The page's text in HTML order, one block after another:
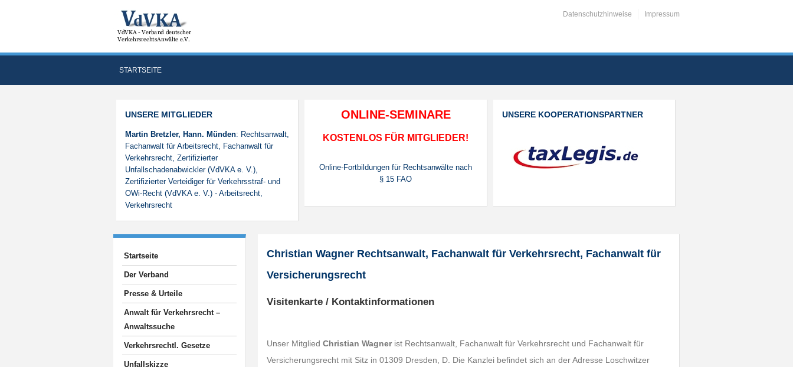
Datenschutzhinweise Impressum
STARTSEITE
UNSERE MITGLIEDER
Martin Bretzler, Hann. Münden: Rechtsanwalt,
Fachanwalt für Arbeitsrecht, Fachanwalt für
Verkehrsrecht, Zertifizierter
Unfallschadenabwickler (VdVKA e. V.),
Zertifizierter Verteidiger für Verkehrsstraf- und
OWi-Recht (VdVKA e. V.) - Arbeitsrecht,
Verkehrsrecht
ONLINE-SEMINARE
KOSTENLOS FÜR MITGLIEDER!
Online-Fortbildungen für Rechtsanwälte nach
§ 15 FAO
UNSERE KOOPERATIONSPARTNER
Startseite
Der Verband
Presse & Urteile
Anwalt für Verkehrsrecht –
Anwaltssuche
Verkehrsrechtl. Gesetze
Unfallskizze
Christian Wagner Rechtsanwalt, Fachanwalt für Verkehrsrecht, Fachanwalt für
Versicherungsrecht
Visitenkarte / Kontaktinformationen
Unser MitgliedChristian Wagnerist Rechtsanwalt, Fachanwalt für Verkehrsrecht und Fachanwalt für
Versicherungsrecht mit Sitz in 01309 Dresden, D. Die Kanzlei befindet sich an der Adresse Loschwitzer